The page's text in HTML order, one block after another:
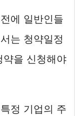
에 일반인들
는 청약일정
을 신청해야
정 기업의 주